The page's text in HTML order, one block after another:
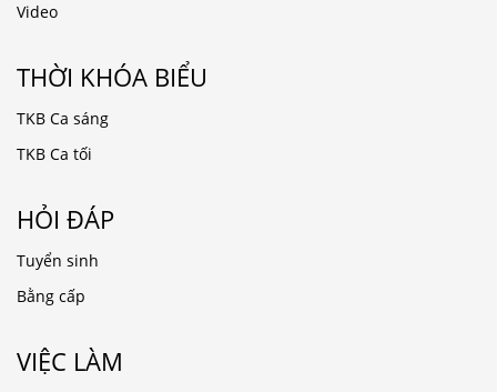
Video
THỜI KHÓA BIỂU
TKB Ca sáng
TKB Ca tối
HỎI ĐÁP
Tuyển sinh
Bằng cấp
VIỆC LÀM